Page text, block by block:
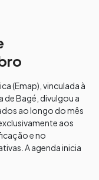
(Emap), vinculada à
Bagé, divulgou a
ao longo do mês
aos
e no
A agenda inicia